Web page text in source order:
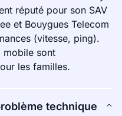
réputé pour son SAV
et Bouygues Telecom
(vitesse, ping).
mobile sont
les familles.
technique